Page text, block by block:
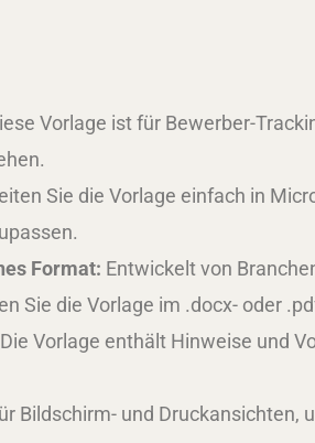
Vorlage ist für Bewerber-
Sie die Vorlage einfach in
Format: Entwickelt von
Sie die Vorlage im .docx- oder
Die Vorlage enthält Hinweise und
Bildschirm- und Druckansichten,